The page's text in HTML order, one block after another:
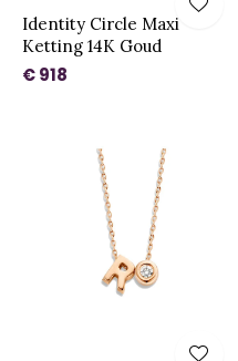
Identity Circle Maxi
Ketting 14K Goud
€ 918